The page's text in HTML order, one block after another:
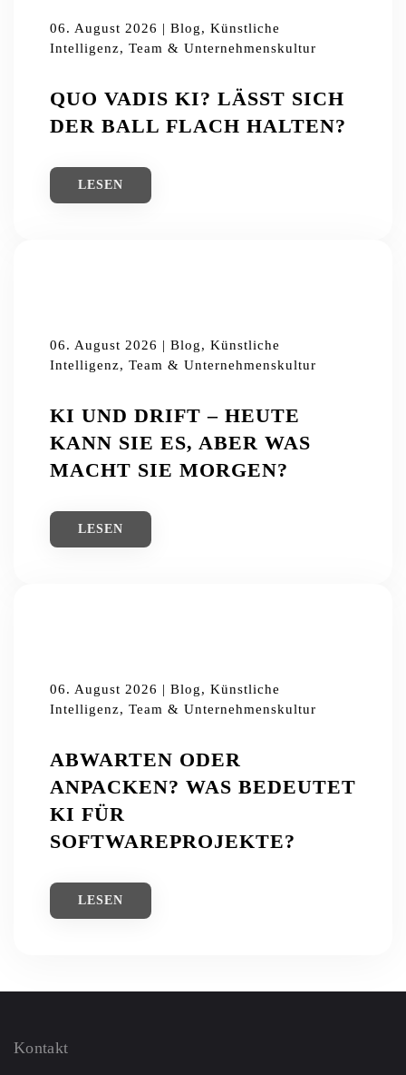
06. August 2026 | Blog, Künstliche
Intelligenz, Team & Unternehmenskultur
QUO VADIS KI? LÄSST SICH
DER BALL FLACH HALTEN?
LESEN
06. August 2026 | Blog, Künstliche
Intelligenz, Team & Unternehmenskultur
KI UND DRIFT – HEUTE
KANN SIE ES, ABER WAS
MACHT SIE MORGEN?
LESEN
06. August 2026 | Blog, Künstliche
Intelligenz, Team & Unternehmenskultur
ABWARTEN ODER
ANPACKEN? WAS BEDEUTET
KI FÜR
SOFTWAREPROJEKTE?
LESEN
Kontakt